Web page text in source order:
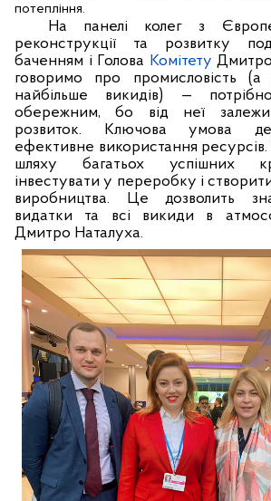
потепління.
На панелі колег з
реконструкції та розвитку
баченням і Голова Комітету
говоримо про промисловість
найбільше викидів) —
обережним, бо від неї
розвиток. Ключова умова
ефективне використання
шляху багатьох успішних
інвестувати у переробку і
виробництва. Це дозволить
видатки та всі викиди в
Дмитро Наталуха.